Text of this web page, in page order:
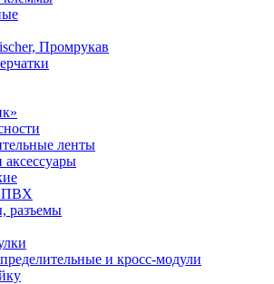
Промрукав
ленты
ПВХ
разъемы
и кросс-модули